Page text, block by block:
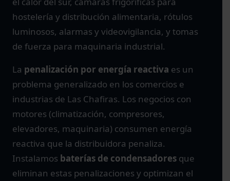
hostelería y distribución alimentaria, rótulos
luminosos, alarmas y videovigilancia, y tomas
de fuerza para maquinaria industrial.
La penalización por energía reactiva es un
problema generalizado en los comercios e
industrias de Las Chafiras. Los negocios con
motores (climatización, compresores,
elevadores, maquinaria) consumen energía
reactiva que la distribuidora penaliza.
Instalamos baterías de condensadores que
eliminan estas penalizaciones y optimizan el